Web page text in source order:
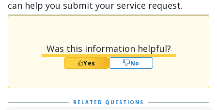
can help you submit your service request.
Was this information helpful?
Yes No
RELATED QUESTIONS